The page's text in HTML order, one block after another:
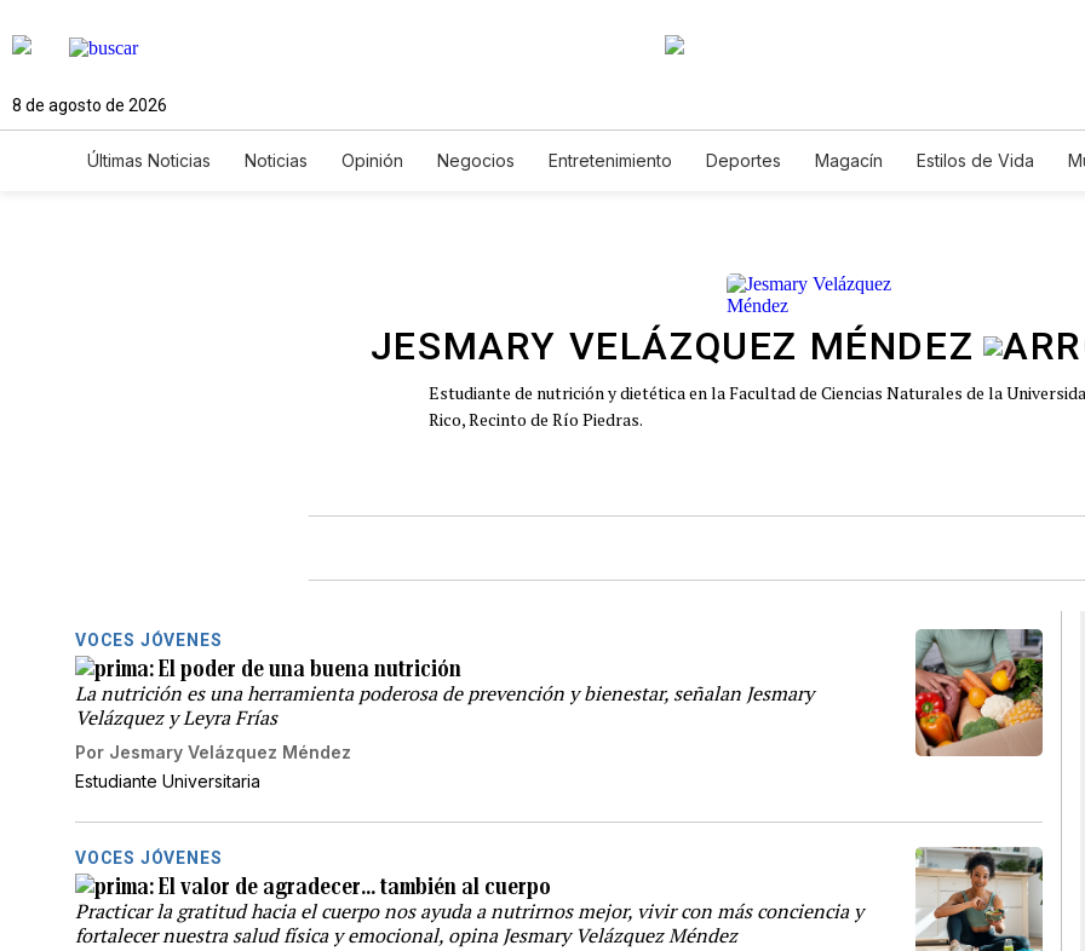
8 de agosto de 2026
Últimas Noticias Noticias Opinión Negocios Entretenimiento Deportes Magacín Estilos de Vida
JESMARY VELÁZQUEZ MÉNDEZ
Estudiante de nutrición y dietética en la Facultad de Ciencias Naturales de la
Rico, Recinto de Río Piedras.
VOCES JÓVENES
El poder de una buena nutrición
La nutrición es una herramienta poderosa de prevención y bienestar, señalan Jesmary
Velázquez y Leyra Frías
Por Jesmary Velázquez Méndez
Estudiante Universitaria
VOCES JÓVENES
El valor de agradecer… también al cuerpo
Practicar la gratitud hacia el cuerpo nos ayuda a nutrirnos mejor, vivir con más conciencia y
fortalecer nuestra salud física y emocional, opina Jesmary Velázquez Méndez